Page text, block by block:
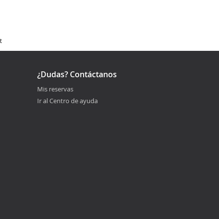
¿Dudas? Contáctanos
Mis reservas
Ir al Centro de ayuda